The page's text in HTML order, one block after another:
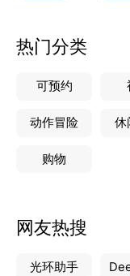
加轻松、省心。
热门分类
可预约
动作冒险 休
购物
网友热搜
光环助手